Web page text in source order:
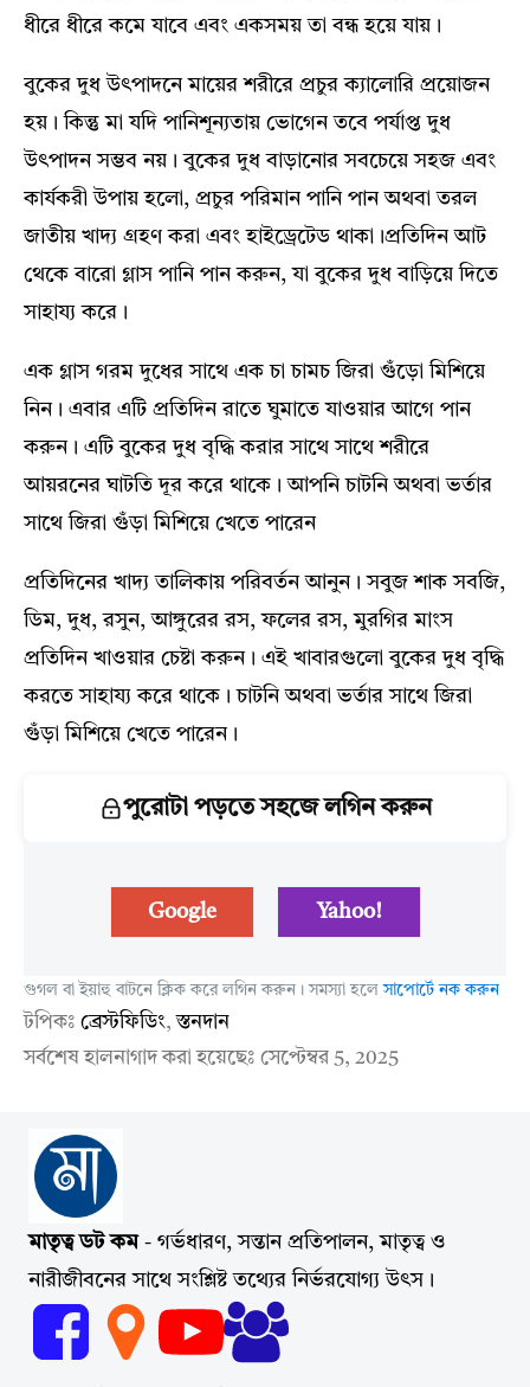
ধীরে ধীরে কমে যাবে এবং একসময় তা বন্ধ হয়ে যায়।
বুকের দুধ উৎপাদনে মায়ের শরীরে প্রচুর ক্যালোরি প্রয়োজন
হয়। কিন্তু মা যদি পানিশূন্যতায় ভোগেন তবে পর্যাপ্ত দুধ
উৎপাদন সম্ভব নয়। বুকের দুধ বাড়ানোর সবচেয়ে সহজ এবং
কার্যকরী উপায় হলো, প্রচুর পরিমান পানি পান অথবা তরল
জাতীয় খাদ্য গ্রহণ করা এবং হাইড্রেটেড থাকা।প্রতিদিন আট
থেকে বারো গ্লাস পানি পান করুন, যা বুকের দুধ বাড়িয়ে দিতে
সাহায্য করে।
এক গ্লাস গরম দুধের সাথে এক চা চামচ জিরা গুঁড়ো মিশিয়ে
নিন। এবার এটি প্রতিদিন রাতে ঘুমাতে যাওয়ার আগে পান
করুন। এটি বুকের দুধ বৃদ্ধি করার সাথে সাথে শরীরে
আয়রনের ঘাটতি দূর করে থাকে। আপনি চাটনি অথবা ভর্তার
সাথে জিরা গুঁড়া মিশিয়ে খেতে পারেন
প্রতিদিনের খাদ্য তালিকায় পরিবর্তন আনুন। সবুজ শাক সবজি,
ডিম, দুধ, রসুন, আঙ্গুরের রস, ফলের রস, মুরগির মাংস
প্রতিদিন খাওয়ার চেষ্টা করুন। এই খাবারগুলো বুকের দুধ বৃদ্ধি
করতে সাহায্য করে থাকে। চাটনি অথবা ভর্তার সাথে জিরা
গুঁড়া মিশিয়ে খেতে পারেন।
পুরোটা পড়তে সহজে লগিন করুন
Google Yahoo!
গুগল বা ইয়াহু বাটনে ক্লিক করে লগিন করুন। সমস্যা হলেসাপোর্টে নক করুন
টপিকঃ ব্রেস্টফিডিং,স্তনদান
সর্বশেষ হালনাগাদ করা হয়েছেঃ সেপ্টেম্বর 5, 2025
মাতৃত্ব ডট কম- গর্ভধারণ, সন্তান প্রতিপালন, মাতৃত্ব ও
নারীজীবনের সাথে সংশ্লিষ্ট তথ্যের নির্ভরযোগ্য উৎস।